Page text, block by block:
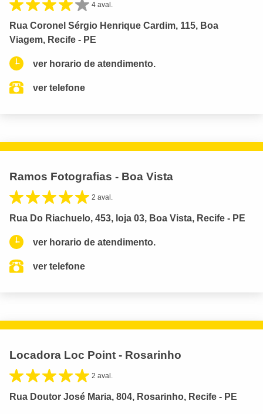
4 aval.
Rua Coronel Sérgio Henrique Cardim, 115, Boa
Viagem, Recife - PE
ver horario de atendimento.
ver telefone
Ramos Fotografias - Boa Vista
2 aval.
Rua Do Riachuelo, 453, loja 03, Boa Vista, Recife - PE
ver horario de atendimento.
ver telefone
Locadora Loc Point - Rosarinho
2 aval.
Rua Doutor José Maria, 804, Rosarinho, Recife - PE